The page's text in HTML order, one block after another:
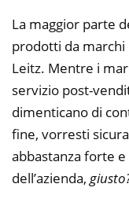
La maggior parte
prodotti da marchi
Leitz. Mentre i
servizio post-
dimenticano di
fine, vorresti
abbastanza forte
dell’azienda,